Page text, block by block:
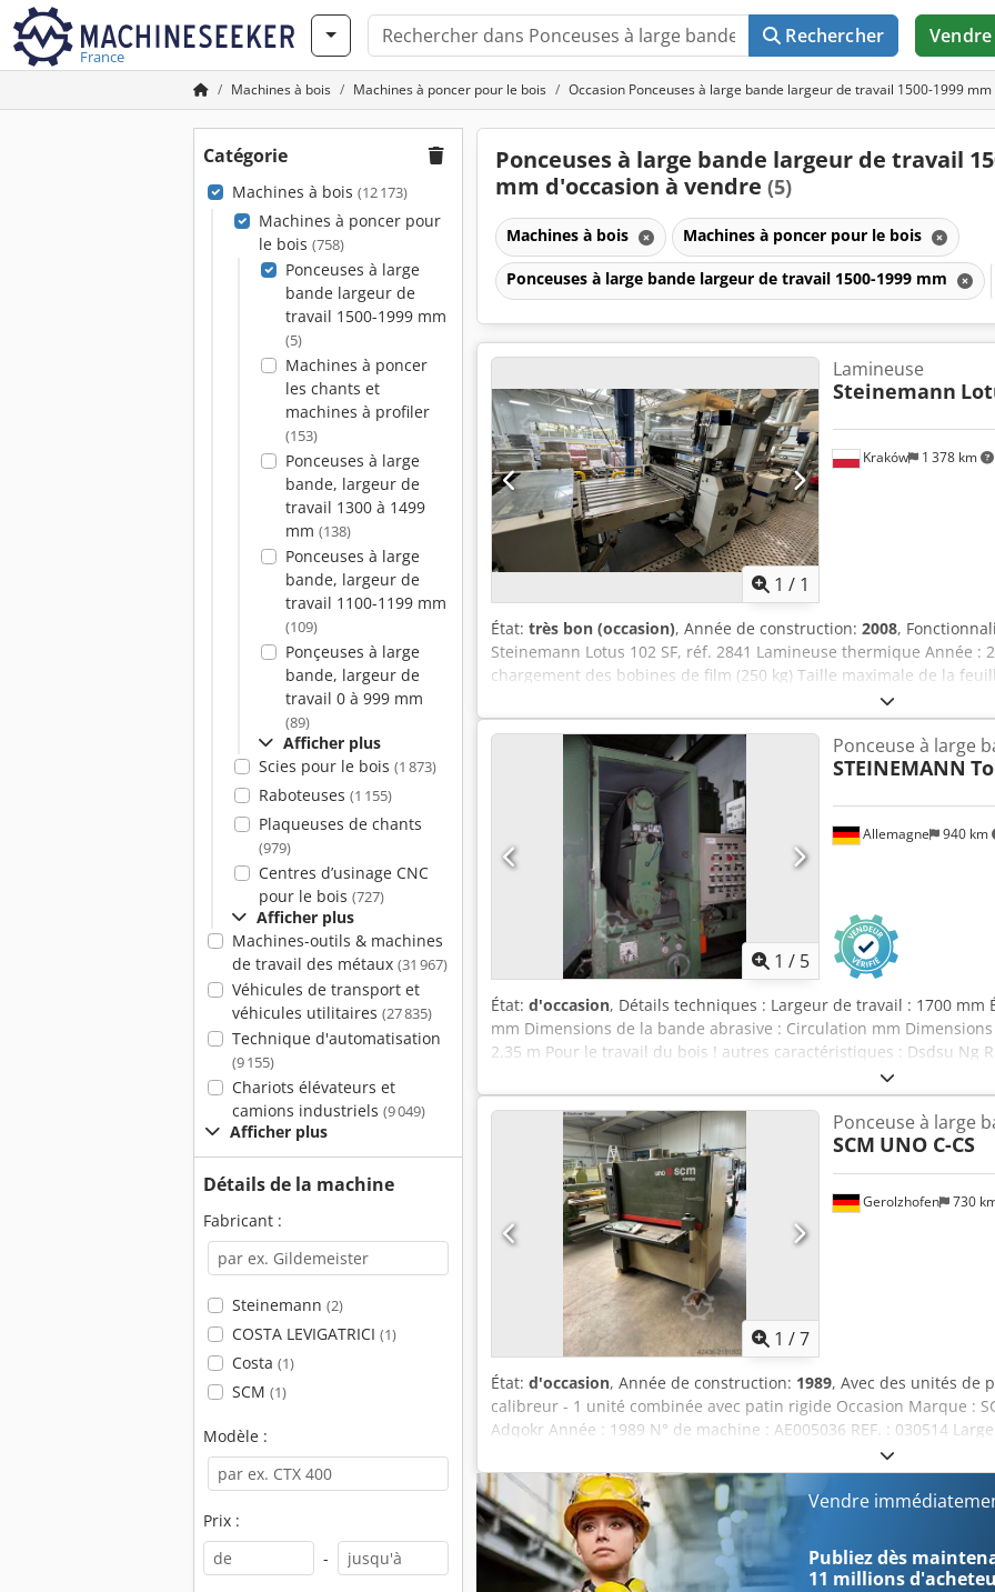
France
Rechercher Vendre
Machines à bois Machines à poncer pour le bois Occasion Ponceuses à large bande largeur de travail 1500-1999 mm
Catégorie
Machines à bois (12 173)
Machines à poncer pour
le bois (758)
Ponceuses à large
bande largeur de
travail 1500-1999 mm
(5)
Machines à poncer
les chants et
machines à profiler
(153)
Ponceuses à large
bande, largeur de
travail 1300 à 1499
mm (138)
Ponceuses à large
bande, largeur de
travail 1100-1199 mm
(109)
Ponçeuses à large
bande, largeur de
travail 0 à 999 mm
(89)
Afficher plus
Scies pour le bois (1 873)
Raboteuses (1 155)
Plaqueuses de chants
(979)
Centres d’usinage CNC
pour le bois (727)
Afficher plus
Machines-outils & machines
de travail des métaux (31 967)
Véhicules de transport et
véhicules utilitaires (27 835)
Technique d'automatisation
(9 155)
Chariots élévateurs et
camions industriels (9 049)
Afficher plus
Détails de la machine
Fabricant :
Steinemann (2)
COSTA LEVIGATRICI (1)
Costa (1)
SCM (1)
Modèle :
Prix :
-
Ponceuses à large bande largeur de travail
mm d'occasion à vendre (5)
Machines à bois Machines à poncer pour le bois
Ponceuses à large bande largeur de travail 1500-1999 mm
1 / 1
Kraków 1 378 km
Lamineuse
Steinemann
État: très bon (occasion), Année de construction: 2008,
Steinemann Lotus 102 SF, réf. 2841 Lamineuse thermique Année :
chargement des bobines de film (250 kg) Taille maximale de la
la feuille : 400 × 500 mm Grammage maximal : 800 g/m²
g/m² Largeur maximale du film : 1020 mm Épaisseur maximale du
du film : 10 microns Diamètre extérieur maximal de la bobine de
intérieur : 3 ou 6 pouces Vitesse maximale : 80 m/min si la
1 / 5
Allemagne 940 km
Ponceuse à large
STEINEMANN
État: d'occasion, Détails techniques : Largeur de travail : 1700 mm
mm Dimensions de la bande abrasive : Circulation mm
2,35 m Pour le travail du bois ! autres caractéristiques : Dsdsu Ng
de la bande - réglage de la hauteur par volant - interrupteur
de ponçage - Tendeur de bande - Convoyeurs à rouleaux (entrée
avec 6 rouleaux chacun) entraînés par moteur - commande par
pièce min./max. : 4,0/150mm - Largeur de la bande abrasive
bande abrasive longueurxlargeur : 1700/1350 mm Vendu tel quel,
1 /7
Gerolzhofen 730
Ponceuse à large
SCM UNO C-CS
État: d'occasion, Année de construction: 1989, Avec des unités de
calibreur - 1 unité combinée avec patin rigide Occasion Marque :
Adqokr Année : 1989 N° de machine : AE005036 REF. : 030514
de passage : env. 3-160 mm Nombre d’unités : 2 pcs, 1x15 kW
bande (L x l) : 1525 x 930 mm 2 vitesses d’avance : 4,5 / 9,0 m/
caoutchouté 1 pc unité combinée avec patin de ponçage rigide -
D 2 x 160 mm Encombrement env. 1600 x 1500 x 1800 mm Poids
Gerolzhofen, franc départ, non emballé Remise dans l’état où vu,
Vendre
Publiez dès
11 millions